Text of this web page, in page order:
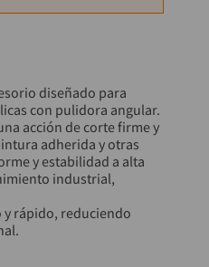
diseñado para
con pulidora angular.
acción de corte firme y
adherida y otras
y estabilidad a alta
industrial,
y rápido, reduciendo